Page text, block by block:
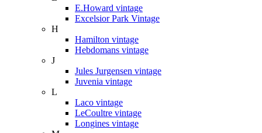
E.Howard vintage
Excelsior Park Vintage
H
Hamilton vintage
Hebdomans vintage
J
Jules Jurgensen vintage
Juvenia vintage
L
Laco vintage
LeCoultre vintage
Longines vintage